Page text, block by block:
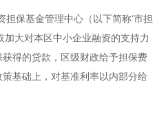
保基金管理中心（以下简称‘市担
加大对本区中小企业融资的支持力
得的贷款，区级财政给予担保费
基础上，对基准利率以内部分给